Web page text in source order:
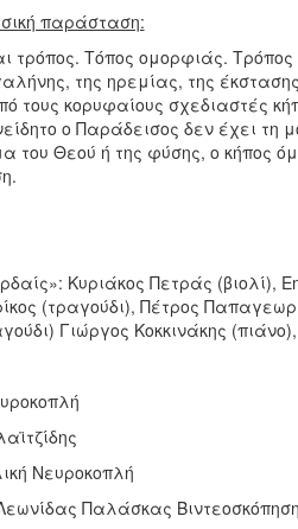
παράσταση:
τρόπος. Τόπος ομορφιάς.
της ηρεμίας, της
τους κορυφαίους σχεδιαστές
ο Παράδεισος δεν έχει
του Θεού ή της φύσης, ο κήπος
Κυριάκος Πετράς (βιολί),
(τραγούδι), Πέτρος
Γιώργος Κοκκινάκης
Νευροκοπλή
Παλάσκας Βιντεοσκόπηση